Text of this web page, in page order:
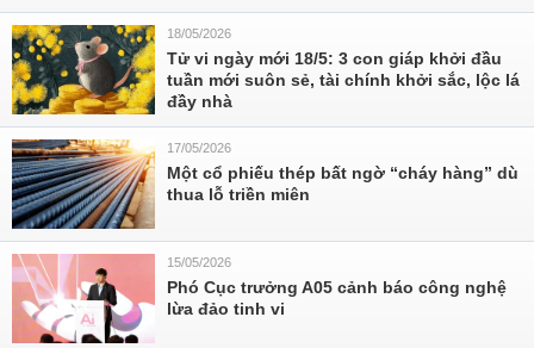
18/05/2026
Tử vi ngày mới 18/5: 3 con giáp khởi đầu
tuần mới suôn sẻ, tài chính khởi sắc, lộc lá
đầy nhà
17/05/2026
Một cổ phiếu thép bất ngờ “cháy hàng” dù
thua lỗ triền miên
15/05/2026
Phó Cục trưởng A05 cảnh báo công nghệ
lừa đảo tinh vi